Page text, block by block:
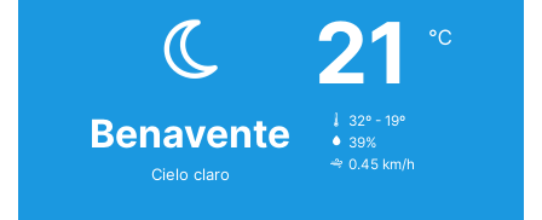
Benavente
Cielo claro
21 ℃
32º - 19º
39%
0.45 km/h